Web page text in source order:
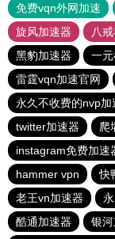
免费vqn外网加速
旋风加速器
八
黑豹加速器
一
雷霆vqn加速官网
永久不收费的nvp加
twitter加速器
爬
instagram免费加速
hammer vpn
快
老王vn加速器
酷通加速器
银